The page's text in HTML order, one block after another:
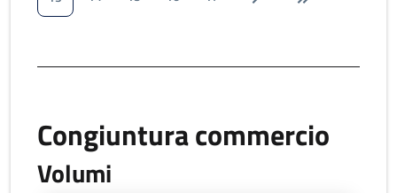
Congiuntura commercio
Volumi